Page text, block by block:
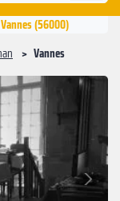
(56000)
Vannes
Suivant